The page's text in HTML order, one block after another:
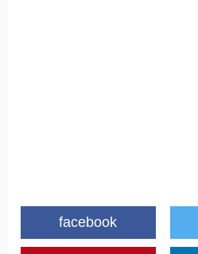
facebook